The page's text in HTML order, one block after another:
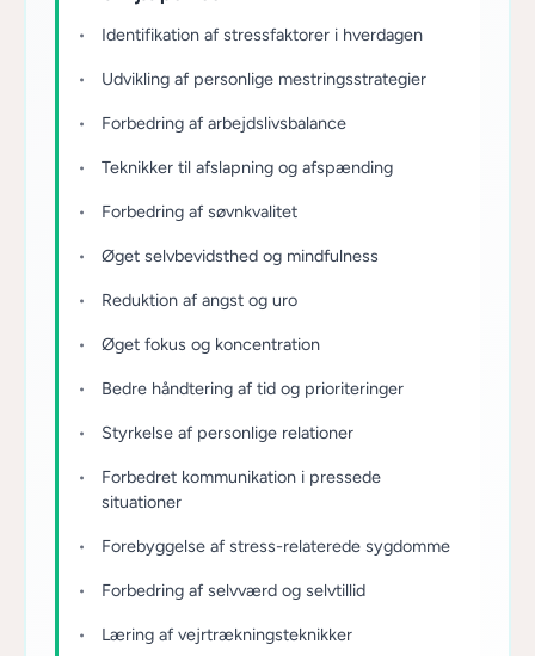
Identifikation af stressfaktorer i hverdagen
Udvikling af personlige mestringsstrategier
Forbedring af arbejdslivsbalance
Teknikker til afslapning og afspænding
Forbedring af søvnkvalitet
Øget selvbevidsthed og mindfulness
Reduktion af angst og uro
Øget fokus og koncentration
Bedre håndtering af tid og prioriteringer
Styrkelse af personlige relationer
Forbedret kommunikation i pressede
situationer
Forebyggelse af stress-relaterede sygdomme
Forbedring af selvværd og selvtillid
Læring af vejrtrækningsteknikker